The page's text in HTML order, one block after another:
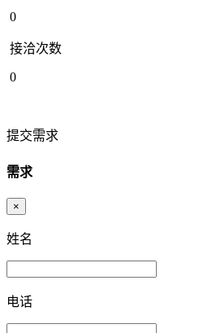
0
接洽次数
0
提交需求
需求
×
姓名
电话